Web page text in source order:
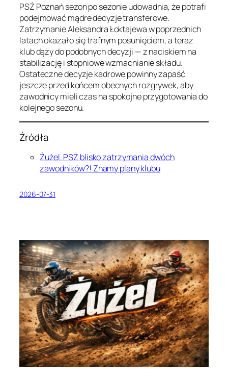
PSŻ Poznań sezon po sezonie udowadnia, że potrafi
podejmować mądre decyzje transferowe.
Zatrzymanie Aleksandra Łoktajewa w poprzednich
latach okazało się trafnym posunięciem, a teraz
klub dąży do podobnych decyzji — z naciskiem na
stabilizację i stopniowe wzmacnianie składu.
Ostateczne decyzje kadrowe powinny zapaść
jeszcze przed końcem obecnych rozgrywek, aby
zawodnicy mieli czas na spokojne przygotowania do
kolejnego sezonu.
Źródła
Żużel. PSŻ blisko zatrzymania dwóch
zawodników?! Znamy plany klubu
2026-07-31